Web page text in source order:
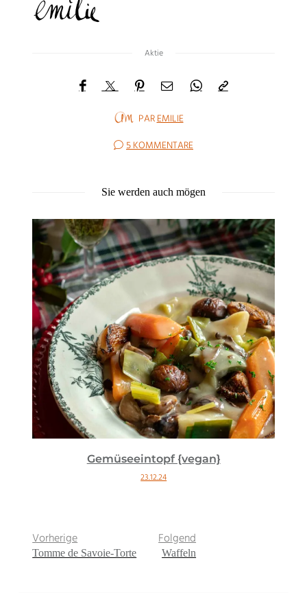
Aktie
PAREMILIE
5 KOMMENTARE
Sie werden auch mögen
Gemüseeintopf {vegan}
23.12.24
Vorherige
Tomme de Savoie-Torte
Folgend
Waffeln